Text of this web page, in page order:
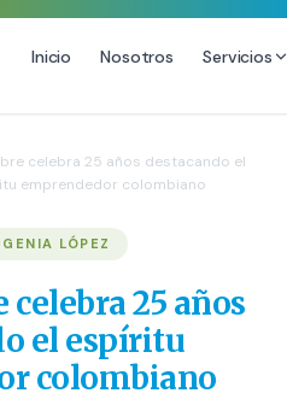
Inicio Nosotros Servicios
Diseño Gráfico Profesional
celebra 25 años destacando el
emprendedor colombiano
LÓPEZ
25 años
el espíritu
colombiano